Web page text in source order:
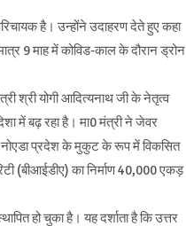
है। उन्होंने उदाहरण देते हुए कहा
9 माह में कोविड-काल के दौरान ड्रोन
श्री योगी आदित्यनाथ जी के नेतृत्व
में बढ़ रहा है। मा0 मंत्री ने जेवर
नोएडा प्रदेश के मुकुट के रूप में विकसित
(बीआईडीए) का निर्माण 40,000 एकड़
हो चुका है। यह दर्शाता है कि उत्तर